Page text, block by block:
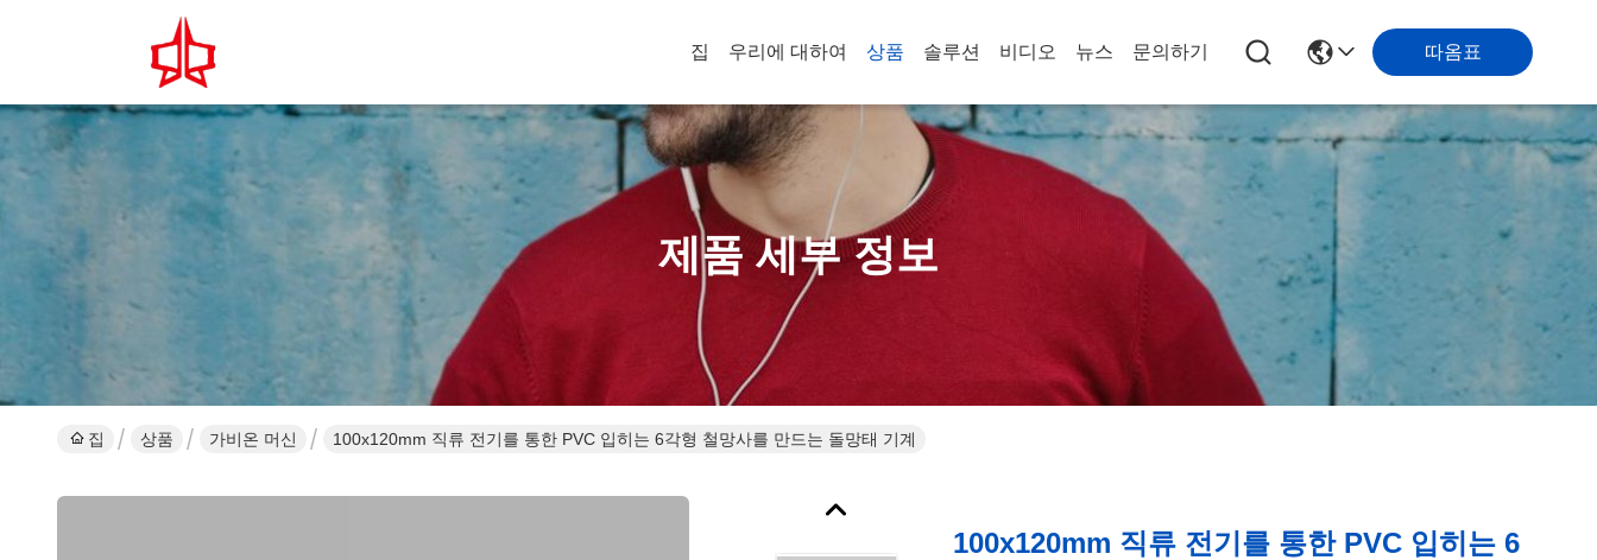
집 우리에 대하여 상품 솔루션 비디오 뉴스 문의하기 따옴표
제품 세부 정보
집 상품 가비온 머신 100x120mm 직류 전기를 통한 PVC 입히는 6각형 철망사를 만드는 돌망태 기계
100x120mm 직류 전기를 통한 PVC 입히는 6